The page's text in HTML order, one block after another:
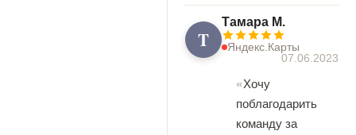
T
Tамара М.
Яндекс.Карты
07.06.2023
Хочу
поблагодарить
команду за